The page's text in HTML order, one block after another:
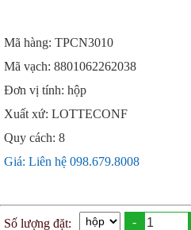
Mã hàng: TPCN3010
Mã vạch: 8801062262038
Đơn vị tính: hộp
Xuất xứ: LOTTECONF
Quy cách: 8
Giá: Liên hệ 098.679.8008
Số lượng đặt: -